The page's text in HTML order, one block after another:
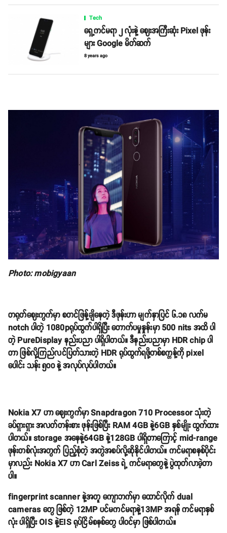
Tech
ရှေ့ကင်မရာ ၂ လုံးနဲ့ ဈေးအကြီးဆုံး Pixel ဖုန်း
များ Google မိတ်ဆက်
8 years ago
Photo: mobigyaan
တရုတ်ဈေးကွက်မှာ စတင်ဖြန့်ချိနေတဲ့ ဒီဖုန်းဟာ မျက်နှာပြင် ၆.၁၈ လက်မ
notch ပါတဲ့ 1080pရုပ်ထွက်ပါရှိပြီး တောက်ပမှုနှုန်းမှာ 500 nits အထိ ပါ
တဲ့ PureDisplay နည်းပညာ ပါရှိပါတယ်။ ဒီနည်းပညာမှာ HDR chip ပါ
တာ ဖြစ်လို့ကြည်လင်ပြတ်သားတဲ့ HDR ရုပ်ထွက်ရဖို့တစ်စက္ကန့်ကို pixel
ပေါင်း သန်း ၅၀၀ နဲ့ အလုပ်လုပ်ပါတယ်။
Nokia X7 ဟာ ဈေးကွက်မှာ Snapdragon 710 Processor သုံးတဲ့
ခပ်ရှားရှား အလတ်တန်းစား ဖုန်းဖြစ်ပြီး RAM 4GB နဲ့6GB နှစ်မျိုး ထွက်ထား
ပါတယ်။ storage အနေနဲ့64GB နဲ့128GB ပါရှိတာကြောင့် mid-range
ဖုန်းတစ်လုံးအတွက် ပြည့်စုံတဲ့ အတွဲအစပ်လို့ဆိုနိုင်ပါတယ်။ ကင်မရာစနစ်ပိုင်း
မှာလည်း Nokia X7 ဟာ Carl Zeiss ရဲ့ ကင်မရာတွေနဲ့ ပွဲထုတ်လာခဲ့တာ
ပါ။
fingerprint scanner နဲ့အတူ ကျောဘက်မှာ ထောင်လိုက် dual
cameras တွေ ဖြစ်တဲ့ 12MP ပင်မကင်မရာနဲ့13MP အရန် ကင်မရာနှစ်
လုံး ပါရှိပြီး OIS နဲ့EIS ရုပ်ငြိမ်စနစ်တွေ ပါဝင်မှာ ဖြစ်ပါတယ်။